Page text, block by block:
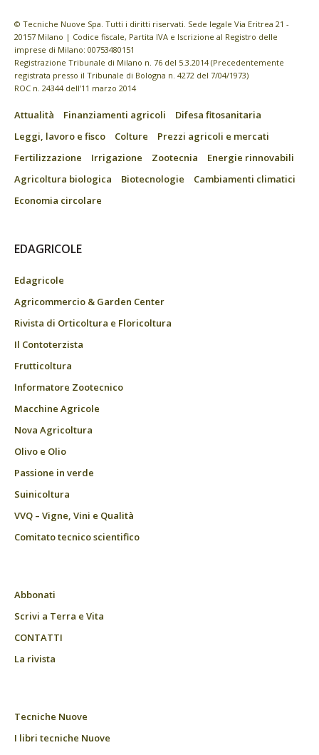
© Tecniche Nuove Spa. Tutti i diritti riservati. Sede legale Via Eritrea 21 -
20157 Milano | Codice fiscale, Partita IVA e Iscrizione al Registro delle
imprese di Milano: 00753480151
Registrazione Tribunale di Milano n. 76 del 5.3.2014 (Precedentemente
registrata presso il Tribunale di Bologna n. 4272 del 7/04/1973)
ROC n. 24344 dell’11 marzo 2014
Attualità Finanziamenti agricoli
Difesa fitosanitaria
Leggi, lavoro e fisco
Colture
Prezzi agricoli e mercati
Fertilizzazione
Irrigazione Zootecnia
Energie rinnovabili
Agricoltura biologica
Biotecnologie
Cambiamenti climatici
Economia circolare
EDAGRICOLE
Edagricole
Agricommercio & Garden Center
Rivista di Orticoltura e Floricoltura
Il Contoterzista
Frutticoltura
Informatore Zootecnico
Macchine Agricole
Nova Agricoltura
Olivo e Olio
Passione in verde
Suinicoltura
VVQ – Vigne, Vini e Qualità
Comitato tecnico scientifico
Abbonati
Scrivi a Terra e Vita
CONTATTI
La rivista
Tecniche Nuove
I libri tecniche Nuove